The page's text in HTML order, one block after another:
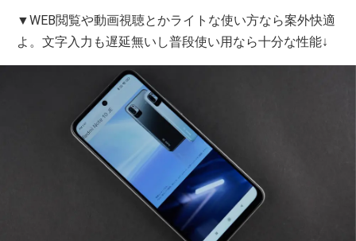
▼WEB閲覧や動画視聴とかライトな使い方なら案外快適
よ。文字入力も遅延無いし普段使い用なら十分な性能↓